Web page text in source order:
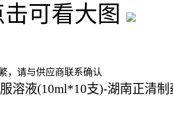
可看大图
，请与供应商联系确认
溶液(10ml*10支)-湖南正清